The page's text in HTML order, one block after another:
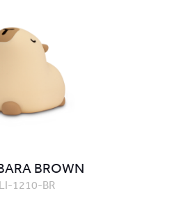
BROWN
1210-BR